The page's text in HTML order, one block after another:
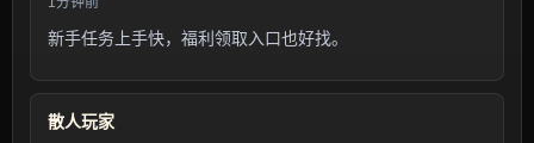
新手任务上手快，福利领取入口也好找。
散人玩家